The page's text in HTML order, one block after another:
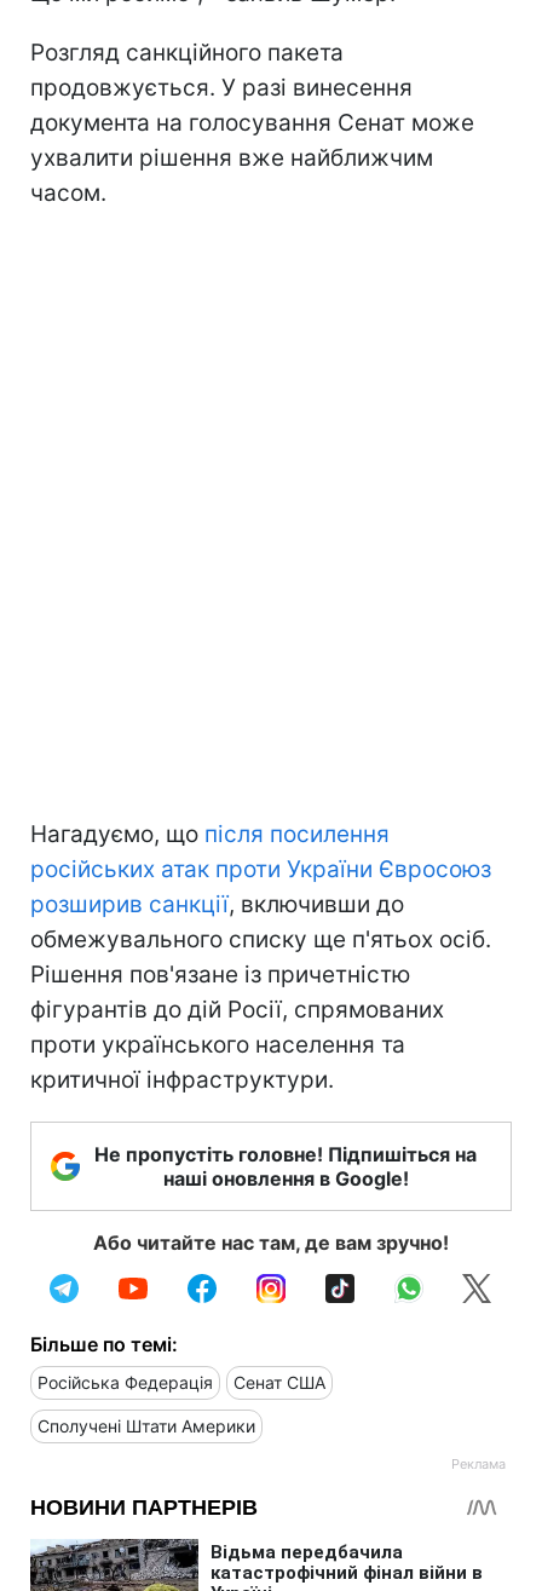
Розгляд санкційного пакета
продовжується. У разі винесення
документа на голосування Сенат може
ухвалити рішення вже найближчим
часом.
Нагадуємо, що після посилення
російських атак проти України Євросоюз
розширив санкції, включивши до
обмежувального списку ще п'ятьох осіб.
Рішення пов'язане із причетністю
фігурантів до дій Росії, спрямованих
проти українського населення та
критичної інфраструктури.
Не пропустіть головне! Підпишіться на
наші оновлення в Google!
Або читайте нас там, де вам зручно!
Більше по темі:
Російська Федерація Сенат США
Сполучені Штати Америки